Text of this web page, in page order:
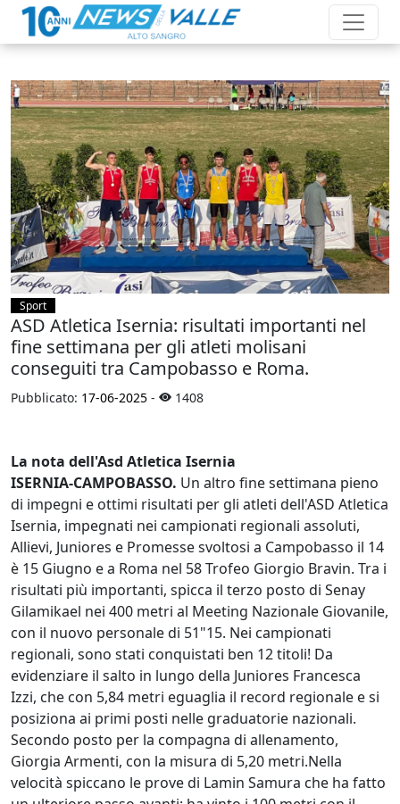
Sport
ASD Atletica Isernia: risultati importanti nel
fine settimana per gli atleti molisani
conseguiti tra Campobasso e Roma.
Pubblicato: 17-06-2025 - 1408
La nota dell'Asd Atletica Isernia
ISERNIA-CAMPOBASSO. Un altro fine settimana pieno
di impegni e ottimi risultati per gli atleti dell'ASD Atletica
Isernia, impegnati nei campionati regionali assoluti,
Allievi, Juniores e Promesse svoltosi a Campobasso il 14
è 15 Giugno e a Roma nel 58 Trofeo Giorgio Bravin. Tra i
risultati più importanti, spicca il terzo posto di Senay
Gilamikael nei 400 metri al Meeting Nazionale Giovanile,
con il nuovo personale di 51"15. Nei campionati
regionali, sono stati conquistati ben 12 titoli! Da
evidenziare il salto in lungo della Juniores Francesca
Izzi, che con 5,84 metri eguaglia il record regionale e si
posiziona ai primi posti nelle graduatorie nazionali.
Secondo posto per la compagna di allenamento,
Giorgia Armenti, con la misura di 5,20 metri.Nella
velocità spiccano le prove di Lamin Samura che ha fatto